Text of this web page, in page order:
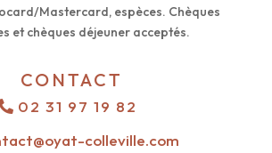
Mastercard, espèces. Chèques
et chèques déjeuner acceptés.
CONTACT
02 31 97 19 82
colleville.com